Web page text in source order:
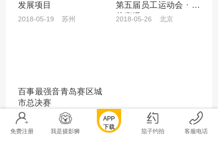
发展项目
2018-05-19 苏州
第五届员工运动会 · 图
片直播
2018-05-26 北京
百事最强音青岛赛区城
市总决赛
2018-04-25 青岛
免费注册 我是摄影狮
APP
下载
茄子约拍 客服电话